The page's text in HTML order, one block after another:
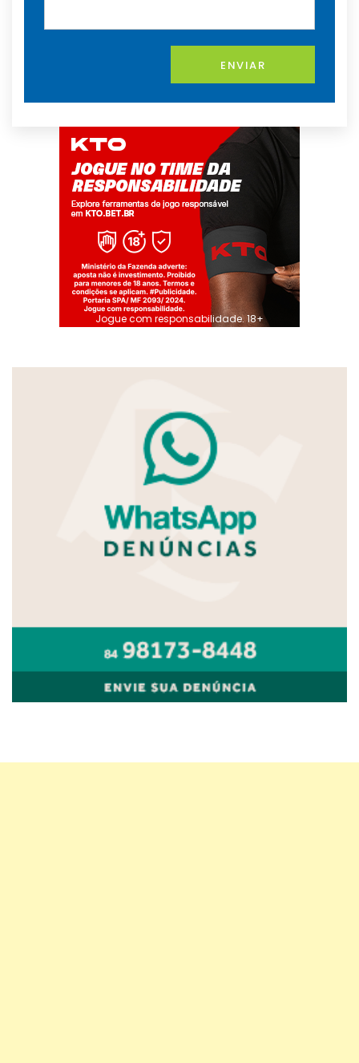
ENVIAR
Jogue com responsabilidade. 18+